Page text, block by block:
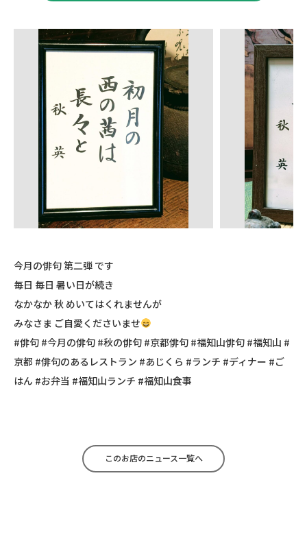
今月の俳句 第二弾 です
毎日 毎日 暑い日が続き
なかなか 秋 めいてはくれませんが
みなさま ご自愛くださいませ
#俳句 #今月の俳句 #秋の俳句 #京都俳句 #福知山俳句 #福知山 #
京都 #俳句のあるレストラン #あじくら #ランチ #ディナー #ご
はん #お弁当 #福知山ランチ #福知山食事
このお店のニュース一覧へ